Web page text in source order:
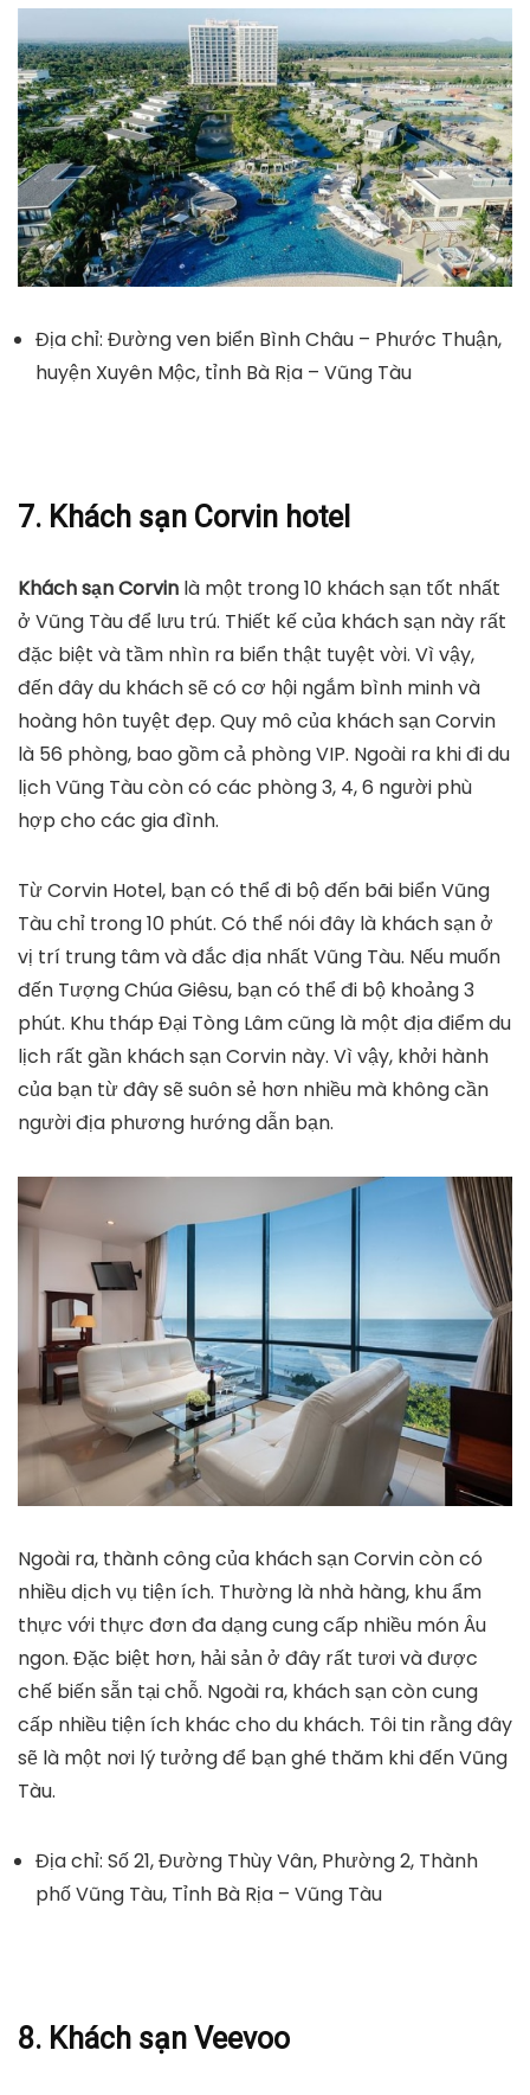
Địa chỉ: Đường ven biển Bình Châu – Phước Thuận,
huyện Xuyên Mộc, tỉnh Bà Rịa – Vũng Tàu
7. Khách sạn Corvin hotel
Khách sạn Corvin là một trong 10 khách sạn tốt nhất
ở Vũng Tàu để lưu trú. Thiết kế của khách sạn này rất
đặc biệt và tầm nhìn ra biển thật tuyệt vời. Vì vậy,
đến đây du khách sẽ có cơ hội ngắm bình minh và
hoàng hôn tuyệt đẹp. Quy mô của khách sạn Corvin
là 56 phòng, bao gồm cả phòng VIP. Ngoài ra khi đi du
lịch Vũng Tàu còn có các phòng 3, 4, 6 người phù
hợp cho các gia đình.
Từ Corvin Hotel, bạn có thể đi bộ đến bãi biển Vũng
Tàu chỉ trong 10 phút. Có thể nói đây là khách sạn ở
vị trí trung tâm và đắc địa nhất Vũng Tàu. Nếu muốn
đến Tượng Chúa Giêsu, bạn có thể đi bộ khoảng 3
phút. Khu tháp Đại Tòng Lâm cũng là một địa điểm du
lịch rất gần khách sạn Corvin này. Vì vậy, khởi hành
của bạn từ đây sẽ suôn sẻ hơn nhiều mà không cần
người địa phương hướng dẫn bạn.
Ngoài ra, thành công của khách sạn Corvin còn có
nhiều dịch vụ tiện ích. Thường là nhà hàng, khu ẩm
thực với thực đơn đa dạng cung cấp nhiều món Âu
ngon. Đặc biệt hơn, hải sản ở đây rất tươi và được
chế biến sẵn tại chỗ. Ngoài ra, khách sạn còn cung
cấp nhiều tiện ích khác cho du khách. Tôi tin rằng đây
sẽ là một nơi lý tưởng để bạn ghé thăm khi đến Vũng
Tàu.
Địa chỉ: Số 21, Đường Thùy Vân, Phường 2, Thành
phố Vũng Tàu, Tỉnh Bà Rịa – Vũng Tàu
8. Khách sạn Veevoo